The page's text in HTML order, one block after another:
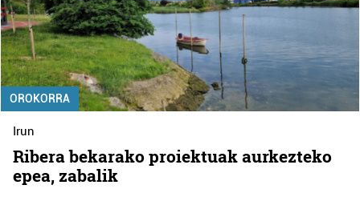
OROKORRA
Irun
Ribera bekarako proiektuak aurkezteko
epea, zabalik